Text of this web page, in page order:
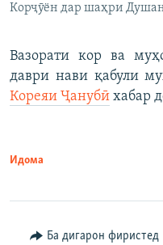
Корҷӯён дар шаҳри
Вазорати кор ва
даври нави қабули
Кореяи Ҷанубӣ хабар
Идома
Ба дигарон фиристед